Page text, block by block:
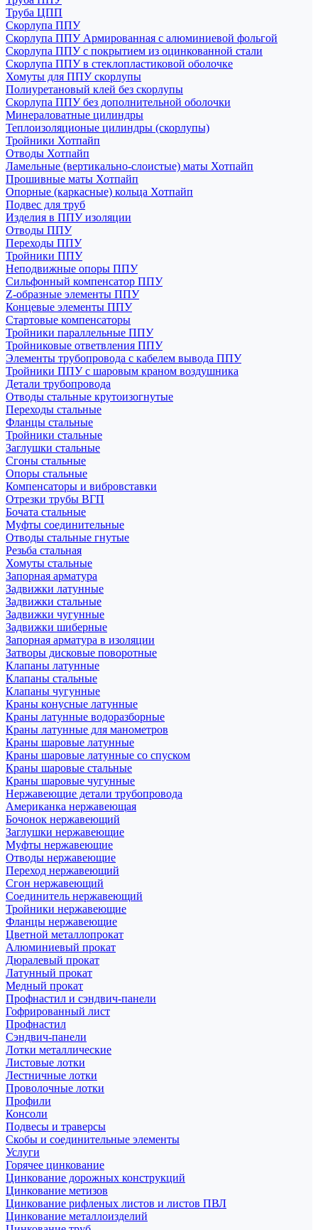
Труба ЦПП
Скорлупа ППУ
Скорлупа ППУ Армированная с алюминиевой фольгой
Скорлупа ППУ с покрытием из оцинкованной стали
Скорлупа ППУ в стеклопластиковой оболочке
Хомуты для ППУ скорлупы
Полиуретановый клей без скорлупы
Скорлупа ППУ без дополнительной оболочки
Минераловатные цилиндры
Теплоизоляционые цилиндры (скорлупы)
Тройники Хотпайп
Отводы Хотпайп
Ламельные (вертикально-слоистые) маты Хотпайп
Прошивные маты Хотпайп
Опорные (каркасные) кольца Хотпайп
Подвес для труб
Изделия в ППУ изоляции
Отводы ППУ
Переходы ППУ
Тройники ППУ
Неподвижные опоры ППУ
Cильфонный компенсатор ППУ
Z-образные элементы ППУ
Концевые элементы ППУ
Стартовые компенсаторы
Тройники параллельные ППУ
Тройниковые ответвления ППУ
Элементы трубопровода с кабелем вывода ППУ
Тройники ППУ с шаровым краном воздушника
Детали трубопровода
Отводы стальные крутоизогнутые
Переходы стальные
Фланцы стальные
Тройники стальные
Заглушки стальные
Сгоны стальные
Опоры стальные
Компенсаторы и вибровставки
Отрезки трубы ВГП
Бочата стальные
Муфты соединительные
Отводы стальные гнутые
Резьба стальная
Хомуты стальные
Запорная арматура
Задвижки латунные
Задвижки стальные
Задвижки чугунные
Задвижки шиберные
Запорная арматура в изоляции
Затворы дисковые поворотные
Клапаны латунные
Клапаны стальные
Клапаны чугунные
Краны конусные латунные
Краны латунные водоразборные
Краны латунные для манометров
Краны шаровые латунные
Краны шаровые латунные со спуском
Краны шаровые стальные
Краны шаровые чугунные
Нержавеющие детали трубопровода
Американка нержавеющая
Бочонок нержавеющий
Заглушки нержавеющие
Муфты нержавеющие
Отводы нержавеющие
Переход нержавеющий
Сгон нержавеющий
Соединитель нержавеющий
Тройники нержавеющие
Фланцы нержавеющие
Цветной металлопрокат
Алюминиевый прокат
Дюралевый прокат
Латунный прокат
Медный прокат
Профнастил и сэндвич-панели
Гофрированный лист
Профнастил
Сэндвич-панели
Лотки металлические
Листовые лотки
Лестничные лотки
Проволочные лотки
Профили
Консоли
Подвесы и траверсы
Скобы и соединительные элементы
Услуги
Горячее цинкование
Цинкование дорожных конструкций
Цинкование метизов
Цинкование рифленых листов и листов ПВЛ
Цинкование металлоизделий